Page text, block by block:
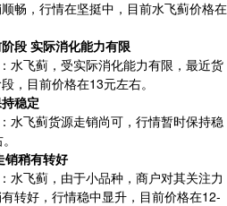
畅，行情在坚挺中，目前水飞蓟价格在
段 实际消化能力有限
水飞蓟，受实际消化能力有限，最近货
，目前价格在13元左右。
稳定
水飞蓟货源走销尚可，行情暂时保持稳
销稍有转好
水飞蓟，由于小品种，商户对其关注力
转好，行情稳中显升，目前价格在12-